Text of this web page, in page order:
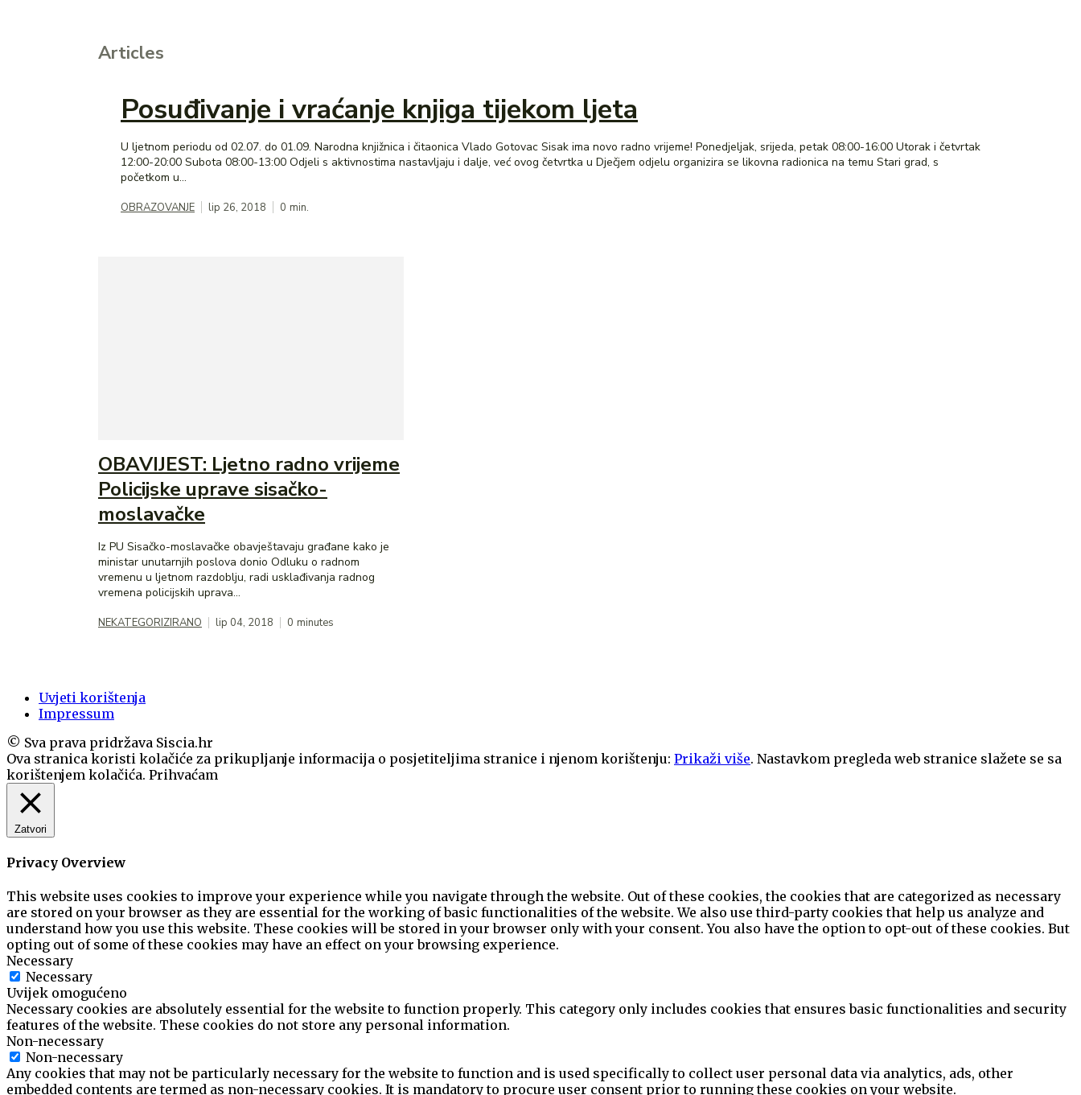
Articles
Posuđivanje i vraćanje knjiga tijekom ljeta
U ljetnom periodu od 02.07. do 01.09. Narodna knjižnica i čitaonica Vlado Gotovac Sisak ima novo radno vrijeme! Ponedjeljak, srijeda, petak 08:00-16:00 Utorak i četvrtak
12:00-20:00 Subota 08:00-13:00 Odjeli s aktivnostima nastavljaju i dalje, već ovog četvrtka u Dječjem odjelu organizira se likovna radionica na temu Stari grad, s
početkom u...
OBRAZOVANJE lip 26, 2018 0 min.
OBAVIJEST: Ljetno radno vrijeme
Policijske uprave sisačko-
moslavačke
Iz PU Sisačko-moslavačke obavještavaju građane kako je
ministar unutarnjih poslova donio Odluku o radnom
vremenu u ljetnom razdoblju, radi usklađivanja radnog
vremena policijskih uprava...
NEKATEGORIZIRANO lip 04, 2018 0 minutes
Uvjeti korištenja
Impressum
© Sva prava pridržava Siscia.hr
Ova stranica koristi kolačiće za prikupljanje informacija o posjetiteljima stranice i njenom korištenju: Prikaži više. Nastavkom pregleda web stranice slažete se sa
korištenjem kolačića. Prihvaćam
Zatvori
Privacy Overview
This website uses cookies to improve your experience while you navigate through the website. Out of these cookies, the cookies that are categorized as necessary
are stored on your browser as they are essential for the working of basic functionalities of the website. We also use third-party cookies that help us analyze and
understand how you use this website. These cookies will be stored in your browser only with your consent. You also have the option to opt-out of these cookies. But
opting out of some of these cookies may have an effect on your browsing experience.
Necessary
Necessary
Uvijek omogućeno
Necessary cookies are absolutely essential for the website to function properly. This category only includes cookies that ensures basic functionalities and security
features of the website. These cookies do not store any personal information.
Non-necessary
Non-necessary
Any cookies that may not be particularly necessary for the website to function and is used specifically to collect user personal data via analytics, ads, other
embedded contents are termed as non-necessary cookies. It is mandatory to procure user consent prior to running these cookies on your website.